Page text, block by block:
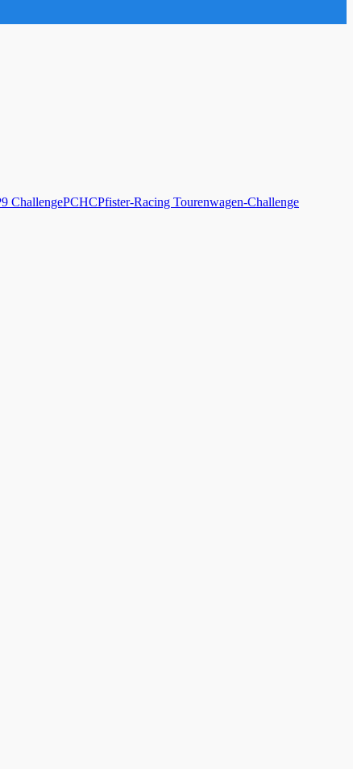
ChallengePCHCPfister-Racing Tourenwagen-Challenge